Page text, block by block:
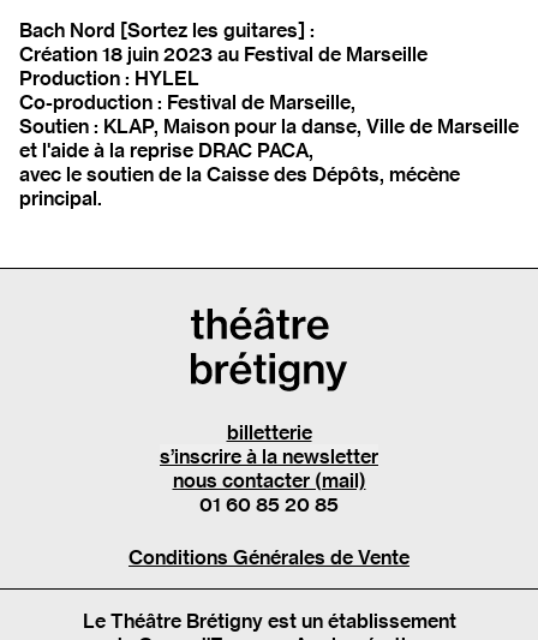
Bach Nord [Sortez les guitares] :
Création 18 juin 2023 au Festival de Marseille
Production : HYLEL
Co-production : Festival de Marseille,
Soutien : KLAP, Maison pour la danse, Ville de Marseille
et l'aide à la reprise DRAC PACA,
avec le soutien de la Caisse des Dépôts, mécène
principal.
billetterie
s’inscrire à la newsletter
nous contacter (mail)
01 60 85 20 85
Conditions Générales de Vente
Le Théâtre Brétigny est un établissement